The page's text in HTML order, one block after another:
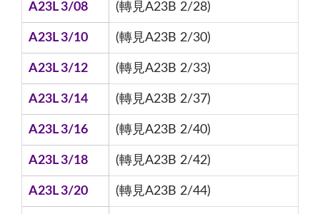
A23L 3/08 (轉見A23B 2/28)
A23L 3/10 (轉見A23B 2/30)
A23L 3/12 (轉見A23B 2/33)
A23L 3/14 (轉見A23B 2/37)
A23L 3/16 (轉見A23B 2/40)
A23L 3/18 (轉見A23B 2/42)
A23L 3/20 (轉見A23B 2/44)